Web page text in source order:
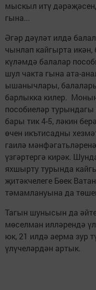
мыскыл итү
гына...
Әгәр дәүләт илдә
чынлап кайгырта икән,
күләмдә балалар
шул чакта гына ата-
ышанычлары,
барлыкка килер.
пособиеләр турындагы
бары тик 4-5, ләкин
өчен икътисадны
гаилә
үзгәртергә кирәк.
яхшырту турында
җитәкчелеге Бөек
тәмамлануына да
Тагын шунысын да
мөселман илләрендә
юк, 21 илдә аерма зур
үлүчеләрдән артык.